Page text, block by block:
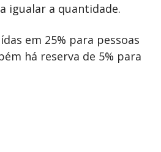
igualar a quantidade.
em 25% para pessoas
há reserva de 5% para